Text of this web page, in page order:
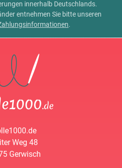
innerhalb Deutschlands.
entnehmen Sie bitte unseren
.
Weg 48
Gerwisch